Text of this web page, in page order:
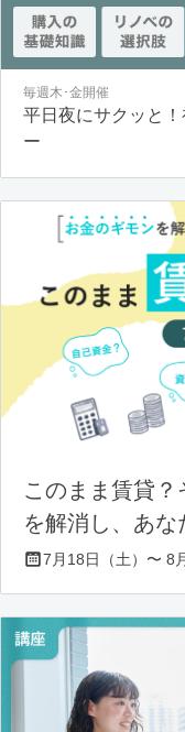
毎週木･金開催
平日夜にサクッと
ー
このまま賃貸
を解消し、あ
7月18日（土）〜 8